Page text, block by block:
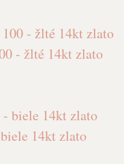
- žlté 14kt zlato
14kt zlato